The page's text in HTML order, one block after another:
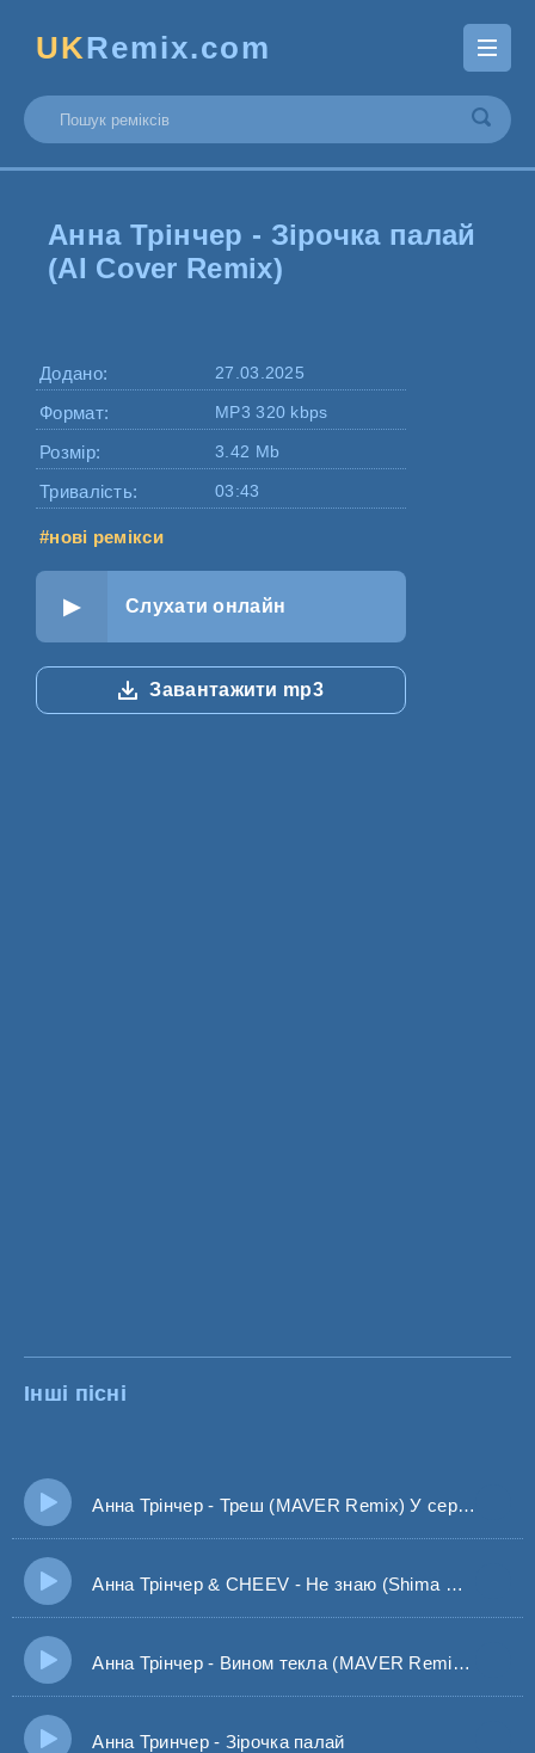
UKRemix.com
Анна Трінчер - Зірочка палай
(AI Cover Remix)
Додано: 27.03.2025
Формат: MP3 320 kbps
Розмір: 3.42 Mb
Тривалість: 03:43
#нові ремікси
Слухати онлайн
Завантажити mp3
Інші пісні
Анна Трінчер - Треш (MAVER Remix) У серці багато пожеж
Анна Трінчер & CHEEV - Не знаю (Shima Remix)
Анна Трінчер - Вином текла (MAVER Remix)｜Я вином текла в твої
Анна Тринчер - Зірочка палай